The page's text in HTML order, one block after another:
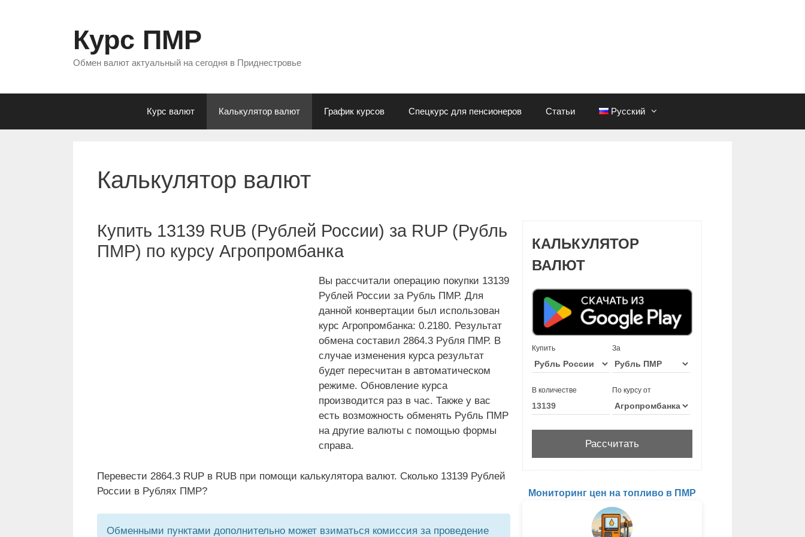
Курс ПМР
Обмен валют актуальный на сегодня в Приднестровье
Курс валют Калькулятор валют График курсов Спецкурс для пенсионеров Статьи Русский
Калькулятор валют
Купить 13139 RUB (Рублей России) за RUP (Рубль
ПМР) по курсу Агропромбанка
Вы рассчитали операцию покупки 13139
Рублей России за Рубль ПМР. Для
данной конвертации был использован
курс Агропромбанка: 0.2180. Результат
обмена составил 2864.3 Рубля ПМР. В
случае изменения курса результат
будет пересчитан в автоматическом
режиме. Обновление курса
производится раз в час. Также у вас
есть возможность обменять Рубль ПМР
на другие валюты с помощью формы
справа.
Перевести 2864.3 RUP в RUB при помощи калькулятора валют. Сколько 13139 Рублей
России в Рублях ПМР?
Обменными пунктами дополнительно может взиматься комиссия за проведение
КАЛЬКУЛЯТОР
ВАЛЮТ
Купить За
В количестве По курсу от
Мониторинг цен на топливо в ПМР